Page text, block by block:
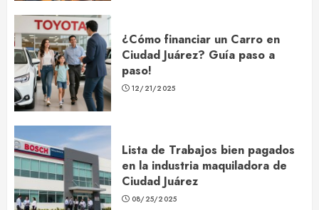
¿Cómo financiar un Carro en
Ciudad Juárez? Guía paso a
paso!
12/21/2025
Lista de Trabajos bien pagados
en la industria maquiladora de
Ciudad Juárez
08/25/2025